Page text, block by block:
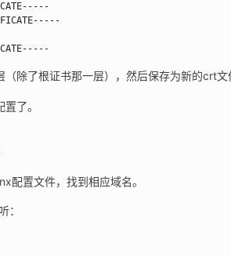
（除了根证书那一层），然后保存为新的crt文
了。
配置文件，找到相应域名。
：